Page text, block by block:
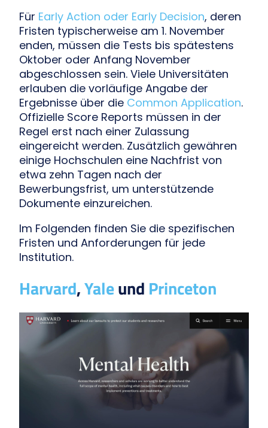
Für Early Action oder Early Decision, deren
Fristen typischerweise am 1. November
enden, müssen die Tests bis spätestens
Oktober oder Anfang November
abgeschlossen sein. Viele Universitäten
erlauben die vorläufige Angabe der
Ergebnisse über die Common Application.
Offizielle Score Reports müssen in der
Regel erst nach einer Zulassung
eingereicht werden. Zusätzlich gewähren
einige Hochschulen eine Nachfrist von
etwa zehn Tagen nach der
Bewerbungsfrist, um unterstützende
Dokumente einzureichen.
Im Folgenden finden Sie die spezifischen
Fristen und Anforderungen für jede
Institution.
Harvard,Yaleund Princeton